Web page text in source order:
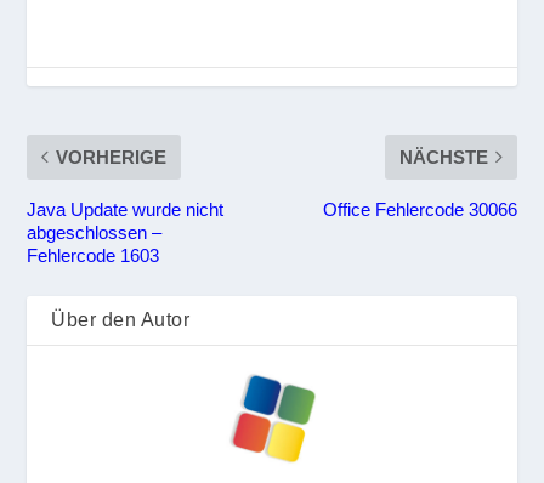
VORHERIGE
Java Update wurde nicht
abgeschlossen –
Fehlercode 1603
NÄCHSTE
Office Fehlercode 30066
Über den Autor